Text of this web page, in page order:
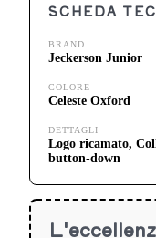
SCHEDA
BRAND
Jeckerson Junior
COLORE
Celeste Oxford
DETTAGLI
Logo ricamato,
button-down